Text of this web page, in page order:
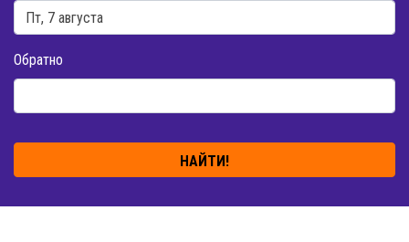
Обратно
НАЙТИ!